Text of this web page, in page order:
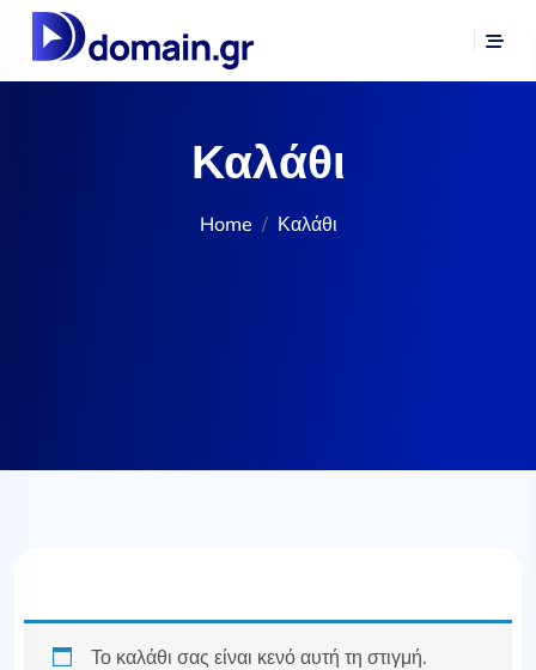
Καλάθι
Home Καλάθι
Το καλάθι σας είναι κενό αυτή τη στιγμή.